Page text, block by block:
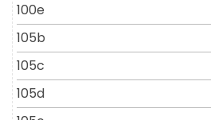
100e
105b
105c
105d